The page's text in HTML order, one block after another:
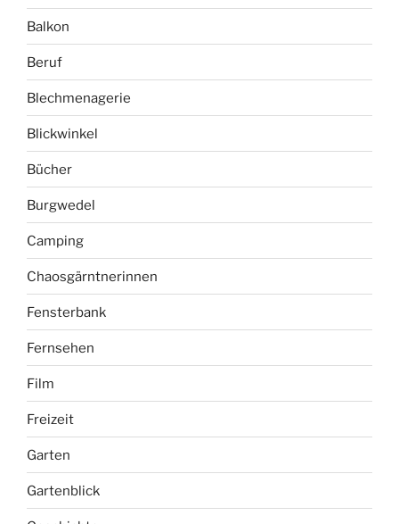
Balkon
Beruf
Blechmenagerie
Blickwinkel
Bücher
Burgwedel
Camping
Chaosgärntnerinnen
Fensterbank
Fernsehen
Film
Freizeit
Garten
Gartenblick